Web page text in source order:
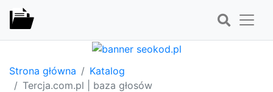
Strona główna
Katalog
Tercja.com.pl | baza głosów